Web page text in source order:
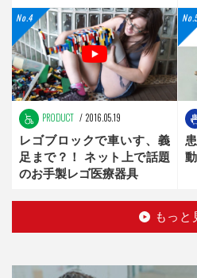
PRODUCT 2016.05.19
レゴブロックで車いす、義
足まで？！ ネット上で話題
のお手製レゴ医療器具
もっと